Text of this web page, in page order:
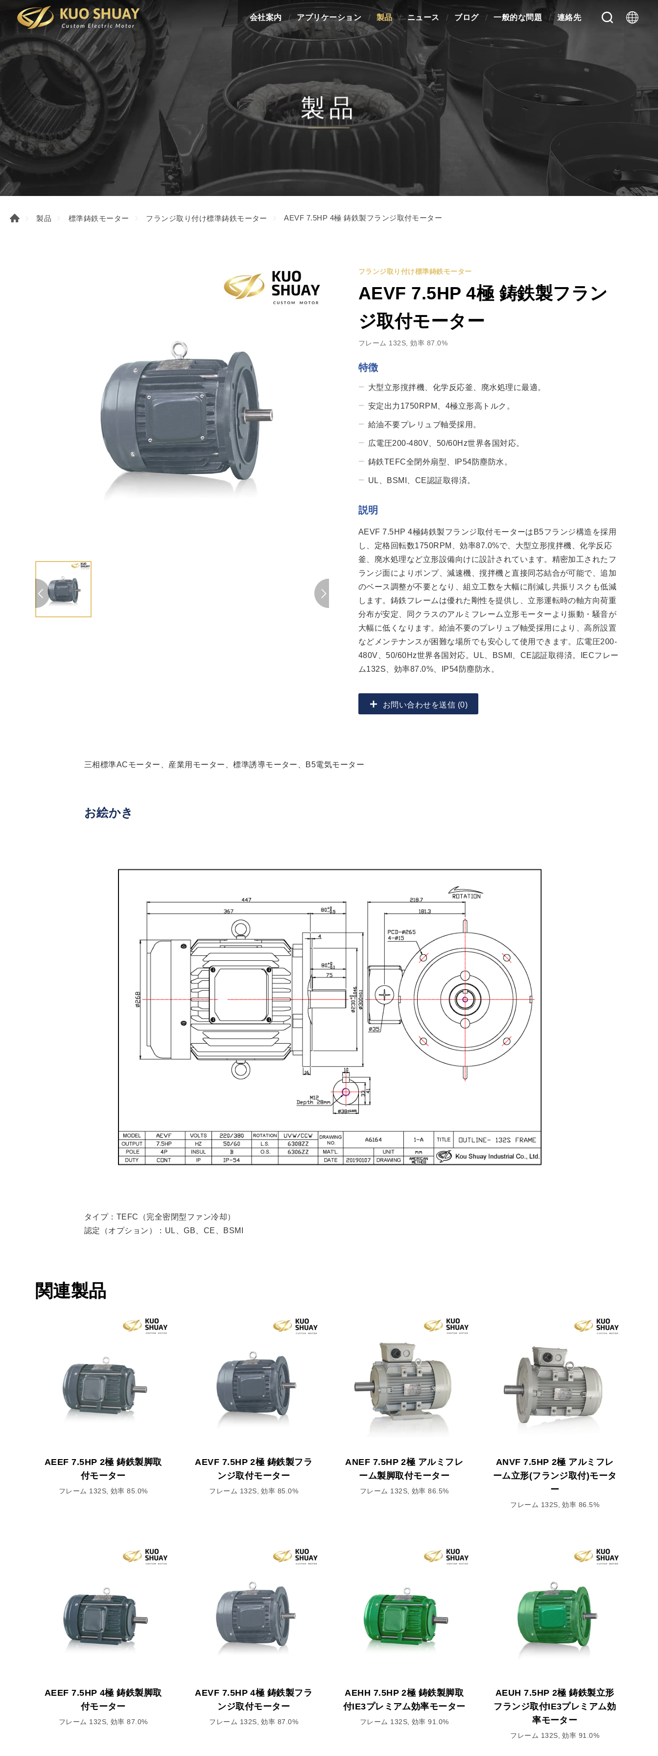
会社案内 アプリケーション 製品 ニュース ブログ 一般的な問題 連絡先
製品
製品 標準鋳鉄モーター フランジ取り付け標準鋳鉄モーター AEVF 7.5HP 4極 鋳鉄製フランジ取付モーター
フランジ取り付け標準鋳鉄モーター
AEVF 7.5HP 4極 鋳鉄製フラン
ジ取付モーター
フレーム 132S, 効率 87.0%
特徴
大型立形撹拌機、化学反応釜、廃水処理に最適。
安定出力1750RPM、4極立形高トルク。
給油不要プレリュブ軸受採用。
広電圧200-480V、50/60Hz世界各国対応。
鋳鉄TEFC全閉外扇型、IP54防塵防水。
UL、BSMI、CE認証取得済。
説明
AEVF 7.5HP 4極鋳鉄製フランジ取付モーターはB5フランジ構造を採用
し、定格回転数1750RPM、効率87.0%で、大型立形撹拌機、化学反応
釜、廃水処理など立形設備向けに設計されています。精密加工されたフ
ランジ面によりポンプ、減速機、撹拌機と直接同芯結合が可能で、追加
のベース調整が不要となり、組立工数を大幅に削減し共振リスクも低減
します。鋳鉄フレームは優れた剛性を提供し、立形運転時の軸方向荷重
分布が安定、同クラスのアルミフレーム立形モーターより振動・騒音が
大幅に低くなります。給油不要のプレリュブ軸受採用により、高所設置
などメンテナンスが困難な場所でも安心して使用できます。広電圧200-
480V、50/60Hz世界各国対応。UL、BSMI、CE認証取得済。IECフレー
ム132S、効率87.0%、IP54防塵防水。
お問い合わせを送信 (0)
三相標準ACモーター、産業用モーター、標準誘導モーター、B5電気モーター
お絵かき
タイプ：TEFC（完全密閉型ファン冷却）
認定（オプション）：UL、GB、CE、BSMI
関連製品
AEEF 7.5HP 2極 鋳鉄製脚取
付モーター
フレーム 132S, 効率 85.0%
AEVF 7.5HP 2極 鋳鉄製フラ
ンジ取付モーター
フレーム 132S, 効率 85.0%
ANEF 7.5HP 2極 アルミフレ
ーム製脚取付モーター
フレーム 132S, 効率 86.5%
ANVF 7.5HP 2極 アルミフレ
ーム立形(フランジ取付)モータ
ー
フレーム 132S, 効率 86.5%
AEEF 7.5HP 4極 鋳鉄製脚取
付モーター
フレーム 132S, 効率 87.0%
AEVF 7.5HP 4極 鋳鉄製フラ
ンジ取付モーター
フレーム 132S, 効率 87.0%
AEHH 7.5HP 2極 鋳鉄製脚取
付IE3プレミアム効率モーター
フレーム 132S, 効率 91.0%
AEUH 7.5HP 2極 鋳鉄製立形
フランジ取付IE3プレミアム効
率モーター
フレーム 132S, 効率 91.0%